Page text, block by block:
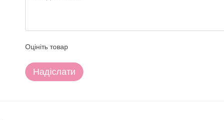
Оцініть товар
Надіслати